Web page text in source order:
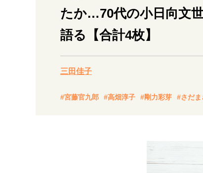
経営・ビジネス
マインドセット
社会・カルチャー・マネー
たか…70代の小日向文
語る【合計4枚】
三田佳子
#宮藤官九郎 #高畑淳子 #剛力彩芽 #さだま